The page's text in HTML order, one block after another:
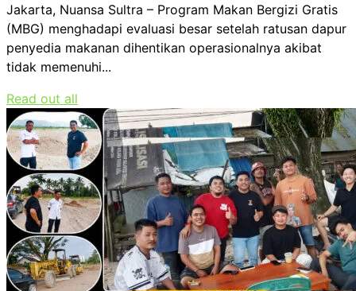
Jakarta, Nuansa Sultra – Program Makan Bergizi Gratis
(MBG) menghadapi evaluasi besar setelah ratusan dapur
penyedia makanan dihentikan operasionalnya akibat
tidak memenuhi...
Read out all